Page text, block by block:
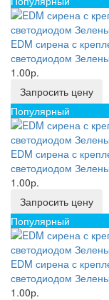
EDM сирена с
светодиодом
1.00р.
Запросить цену
Популярный
EDM сирена с
светодиодом
1.00р.
Запросить цену
Популярный
EDM сирена с
светодиодом
1.00р.